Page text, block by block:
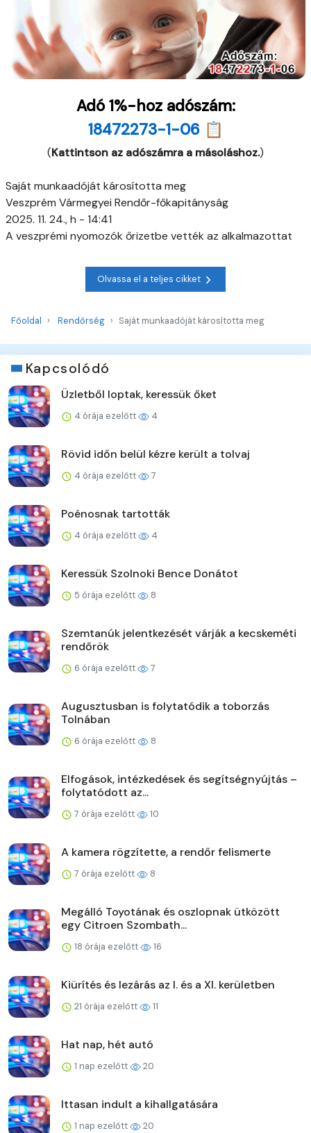
Adó 1%-hoz adószám:
18472273-1-06 📋
(Kattintson az adószámra a másoláshoz.)
Saját munkaadóját károsította meg
Veszprém Vármegyei Rendőr-főkapitányság
2025. 11. 24., h - 14:41
A veszprémi nyomozók őrizetbe vették az alkalmazottat
Olvassa el a teljes cikket
Főoldal Rendőrség Saját munkaadóját károsította meg
Kapcsolódó
Üzletből loptak, keressük őket
4 órája ezelőtt 4
Rövid időn belül kézre került a tolvaj
4 órája ezelőtt 7
Poénosnak tartották
4 órája ezelőtt 4
Keressük Szolnoki Bence Donátot
5 órája ezelőtt 8
Szemtanúk jelentkezését várják a kecskeméti
rendőrök
6 órája ezelőtt 7
Augusztusban is folytatódik a toborzás
Tolnában
6 órája ezelőtt 8
Elfogások, intézkedések és segítségnyújtás –
folytatódott az...
7 órája ezelőtt 10
A kamera rögzítette, a rendőr felismerte
7 órája ezelőtt 8
Megálló Toyotának és oszlopnak ütközött
egy Citroen Szombath...
18 órája ezelőtt 16
Kiürítés és lezárás az I. és a XI. kerületben
21 órája ezelőtt 11
Hat nap, hét autó
1 nap ezelőtt 20
Ittasan indult a kihallgatására
1 nap ezelőtt 20